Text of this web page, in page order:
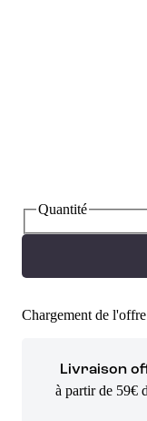
Quantité
Chargement de
Livraison
à partir de 59€